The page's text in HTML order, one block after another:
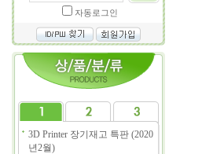
자동로그인
3D Printer 장기재고 특판 (2020
년2월)